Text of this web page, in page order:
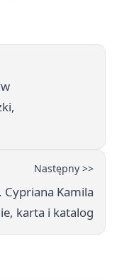
Następny >>
Kamila
karta i katalog